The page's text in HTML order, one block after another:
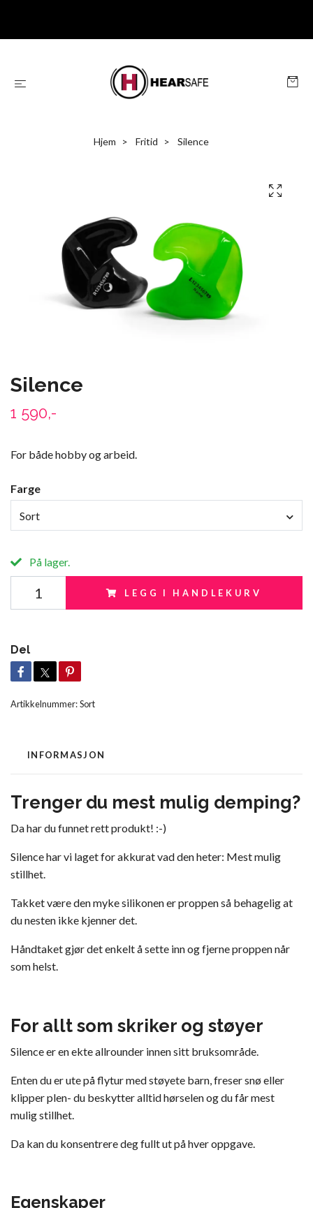
Hjem Fritid Silence
Silence
1 590,-
For både hobby og arbeid.
Farge
Sort
På lager.
LEGG I HANDLEKURV
Del
Artikkelnummer:Sort
INFORMASJON
Trenger du mest mulig demping?
Da har du funnet rett produkt! :-)
Silence har vi laget for akkurat vad den heter: Mest mulig
stillhet.
Takket være den myke silikonen er proppen så behagelig at
du nesten ikke kjenner det.
Håndtaket gjør det enkelt å sette inn og fjerne proppen når
som helst.
For allt som skriker og støyer
Silence er en ekte allrounder innen sitt bruksområde.
Enten du er ute på flytur med støyete barn, freser snø eller
klipper plen- du beskytter alltid hørselen og du får mest
mulig stillhet.
Da kan du konsentrere deg fullt ut på hver oppgave.
Egenskaper